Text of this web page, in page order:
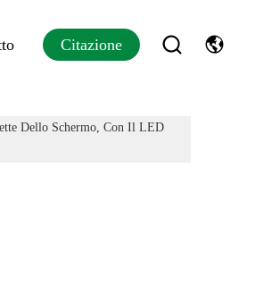
Citazione
Dello Schermo, Con Il LED